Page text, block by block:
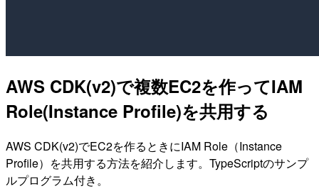
AWS CDK(v2)で複数EC2を作ってIAM
Role(Instance Profile)を共用する
AWS CDK(v2)でEC2を作るときにIAM Role（Instance
Profile）を共用する方法を紹介します。TypeScriptのサンプ
ルプログラム付き。